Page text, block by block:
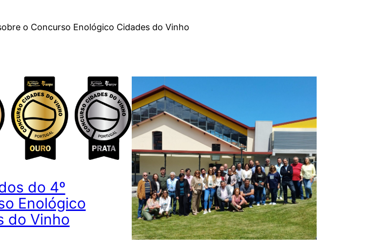
o Concurso Enológico Cidades do Vinho
do 4º
Enológico
do Vinho